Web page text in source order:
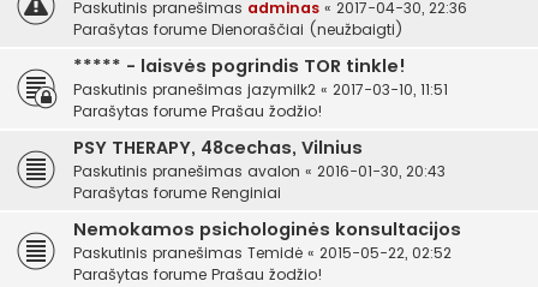
Paskutinis pranešimas adminas « 2017-04-30, 22:36
Parašytas forume Dienoraščiai (neužbaigti)
***** - laisvės pogrindis TOR tinkle!
Paskutinis pranešimas jazymilk2 « 2017-03-10, 11:51
Parašytas forume Prašau žodžio!
PSY THERAPY, 48cechas, Vilnius
Paskutinis pranešimas avalon « 2016-01-30, 20:43
Parašytas forume Renginiai
Nemokamos psichologinės konsultacijos
Paskutinis pranešimas Temidė « 2015-05-22, 02:52
Parašytas forume Prašau žodžio!